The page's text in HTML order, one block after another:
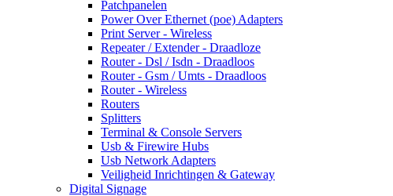
Patchpanelen
Power Over Ethernet (poe) Adapters
Print Server - Wireless
Repeater / Extender - Draadloze
Router - Dsl / Isdn - Draadloos
Router - Gsm / Umts - Draadloos
Router - Wireless
Routers
Splitters
Terminal & Console Servers
Usb & Firewire Hubs
Usb Network Adapters
Veiligheid Inrichtingen & Gateway
Digital Signage